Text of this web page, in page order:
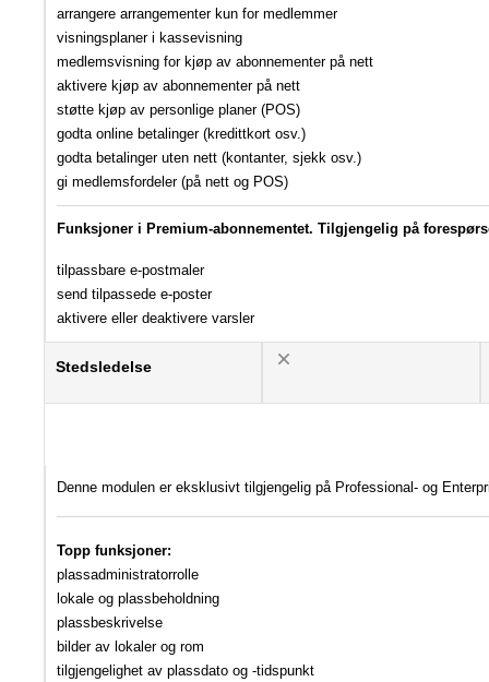
arrangere arrangementer kun for medlemmer
visningsplaner i kassevisning
medlemsvisning for kjøp av abonnementer på nett
aktivere kjøp av abonnementer på nett
støtte kjøp av personlige planer (POS)
godta online betalinger (kredittkort osv.)
godta betalinger uten nett (kontanter, sjekk osv.)
gi medlemsfordeler (på nett og POS)
Funksjoner i Premium-abonnementet. Tilgjengelig på
tilpassbare e-postmaler
send tilpassede e-poster
aktivere eller deaktivere varsler
Stedsledelse
Denne modulen er eksklusivt tilgjengelig på Professional- og
Topp funksjoner:
plassadministratorrolle
lokale og plassbeholdning
plassbeskrivelse
bilder av lokaler og rom
tilgjengelighet av plassdato og -tidspunkt